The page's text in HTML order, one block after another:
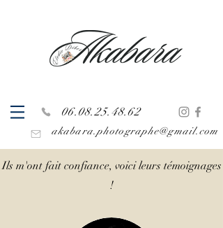
06.08.25.48.62
akabara.photographe@gmail.com
Ils m'ont fait confiance, voici leurs témoignages
!